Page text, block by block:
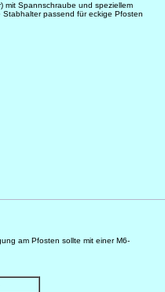
mit Spannschraube und speziellem
passend für eckige Pfosten
am Pfosten sollte mit einer M6-